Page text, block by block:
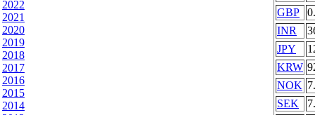
2022
2021
2020
2019
2018
2017
2016
2015
2014
GBP
INR
JPY
KRW
NOK
SEK